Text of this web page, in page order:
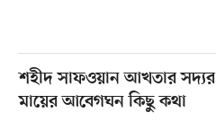
শহীদ সাফওয়ান আখতার সদ্যর
মায়ের আবেগঘন কিছু কথা